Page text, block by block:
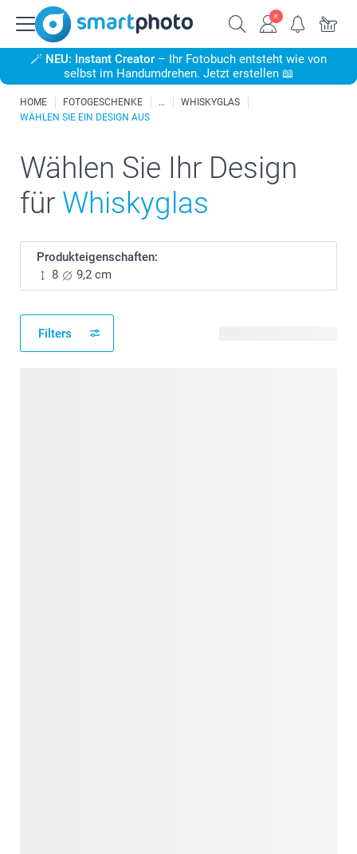
🪄 NEU: Instant Creator – Ihr Fotobuch entsteht wie von
selbst im Handumdrehen. Jetzt erstellen 📖
HOME FOTOGESCHENKE
WHISKYGLAS
WÄHLEN SIE EIN DESIGN AUS
Wählen Sie Ihr Design
für Whiskyglas
Produkteigenschaften:
8
9,2 cm
Filters